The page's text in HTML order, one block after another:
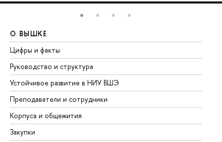
О ВЫШКЕ
Цифры и факты
Руководство и структура
Устойчивое развитие в НИУ ВШЭ
Преподаватели и сотрудники
Корпуса и общежития
Закупки